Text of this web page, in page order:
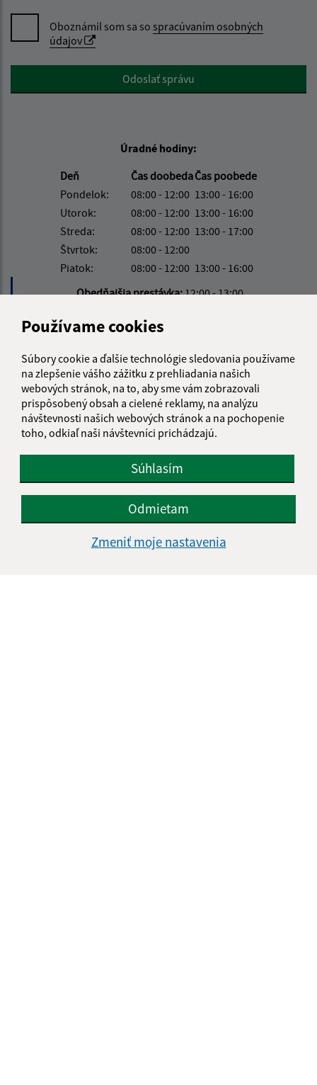
Používame cookies
Súbory cookie a ďalšie technológie sledovania používame
na zlepšenie vášho zážitku z prehliadania našich
webových stránok, na to, aby sme vám zobrazovali
prispôsobený obsah a cielené reklamy, na analýzu
návštevnosti našich webových stránok a na pochopenie
toho, odkiaľ naši návštevníci prichádzajú.
Súhlasím
Odmietam
Zmeniť moje nastavenia
Oboznámil som sa so spracúvaním osobných
údajov
Google reCaptcha ResponseOdoslať správu
Úradné hodiny:
Deň
Čas doobedaČas poobede
Pondelok:
08:00 - 12:00 13:00 - 16:00
Utorok:
08:00 - 12:00 13:00 - 16:00
Streda:
08:00 - 12:00 13:00 - 17:00
Štvrtok:
08:00 - 12:00
Piatok:
08:00 - 12:00 13:00 - 16:00
Obedňajšia prestávka:12:00 - 13:00
Obecný úrad Víťaz
Víťaz č. 111
082 38 Víťaz
info@obecvitaz.sk
IČO: 00327981